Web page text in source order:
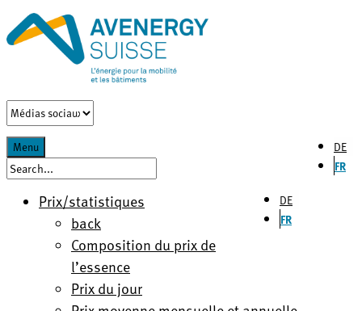
DE
FR
Menu
DE
FR
Prix/statistiques
back
Composition du prix de
l’essence
Prix du jour